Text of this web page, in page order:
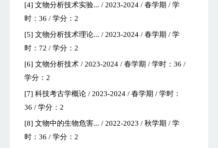
[4] 文物分析技术实验... / 2023-2024 / 春学期 / 学
时：36 / 学分：2
[5] 文物分析技术理论... / 2023-2024 / 春学期 / 学
时：72 / 学分：2
[6] 文物分析技术 / 2023-2024 / 春学期 / 学时：36 /
学分：2
[7] 科技考古学概论 / 2023-2024 / 春学期 / 学时：
36 / 学分：2
[8] 文物中的生物危害... / 2022-2023 / 秋学期 / 学
时：36 / 学分：2